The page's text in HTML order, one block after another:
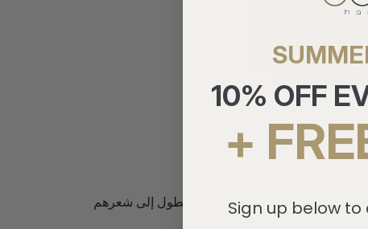
طرق لإضافة المزيد من الحجم والطول إلى شعرهم
10% OFF
+
Sign up below